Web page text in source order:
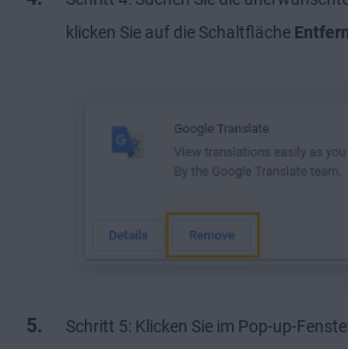
klicken Sie auf die Schaltfläche
Schritt 5: Klicken Sie im Pop-up-